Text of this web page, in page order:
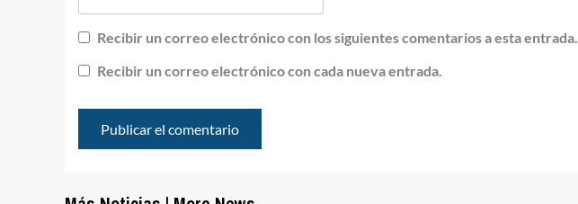
Recibir un correo electrónico con los siguientes comentarios a esta entrada.
Recibir un correo electrónico con cada nueva entrada.